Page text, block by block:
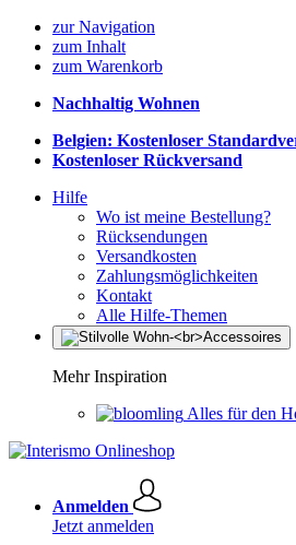
zur Navigation
zum Inhalt
zum Warenkorb
Nachhaltig Wohnen
Belgien: Kostenloser
Kostenloser Rückversand
Hilfe
Wo ist meine Bestellung?
Rücksendungen
Versandkosten
Zahlungsmöglichkeiten
Kontakt
Alle Hilfe-Themen
Mehr Inspiration
Alles für den
Anmelden
Jetzt anmelden